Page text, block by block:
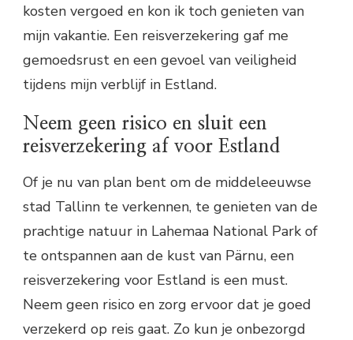
kosten vergoed en kon ik toch genieten van
mijn vakantie. Een reisverzekering gaf me
gemoedsrust en een gevoel van veiligheid
tijdens mijn verblijf in Estland.
Neem geen risico en sluit een
reisverzekering af voor Estland
Of je nu van plan bent om de middeleeuwse
stad Tallinn te verkennen, te genieten van de
prachtige natuur in Lahemaa National Park of
te ontspannen aan de kust van Pärnu, een
reisverzekering voor Estland is een must.
Neem geen risico en zorg ervoor dat je goed
verzekerd op reis gaat. Zo kun je onbezorgd